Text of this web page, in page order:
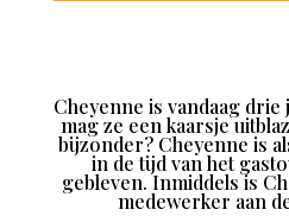
Cheyenne is vandaag
mag ze een kaarsje
bijzonder? Cheyenne is
in de tijd van het
gebleven. Inmiddels is
medewerker aan